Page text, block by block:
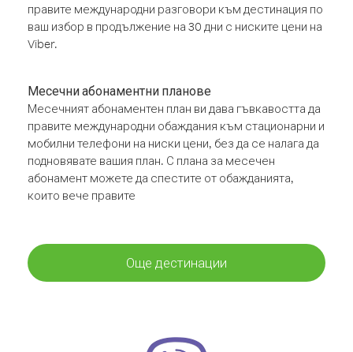
правите международни разговори към дестинация по
ваш избор в продължение на 30 дни с ниските цени на
Viber.
Месечни абонаментни планове
Месечният абонаментен план ви дава гъвкавостта да
правите международни обаждания към стационарни и
мобилни телефони на ниски цени, без да се налага да
подновявате вашия план. С плана за месечен
абонамент можете да спестите от обажданията,
които вече правите
Още дестинации